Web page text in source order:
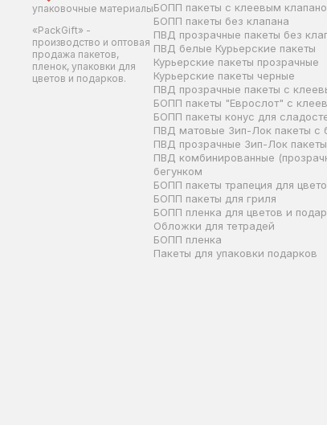
упаковочные материалы
«PackGift» -
производство и оптовая
продажа пакетов,
пленок, упаковки для
цветов и подарков.
БОПП пакеты с клеевым
БОПП пакеты без клапана
ПВД прозрачные пакеты без
ПВД белые Курьерские пакеты
Курьерские пакеты прозрачные
Курьерские пакеты черные
ПВД прозрачные пакеты с
БОПП пакеты "Еврослот" с
БОПП пакеты конус для
ПВД матовые Зип-Лок пакеты с
ПВД прозрачные Зип-Лок
ПВД комбинированные
бегунком
БОПП пакеты трапеция для
БОПП пакеты для гриля
БОПП пленка для цветов и
Обложки для тетрадей
БОПП пленка
Пакеты для упаковки подарков